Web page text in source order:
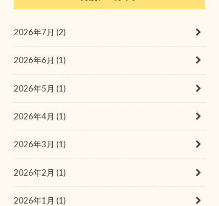
2026年7月 (2)
2026年6月 (1)
2026年5月 (1)
2026年4月 (1)
2026年3月 (1)
2026年2月 (1)
2026年1月 (1)